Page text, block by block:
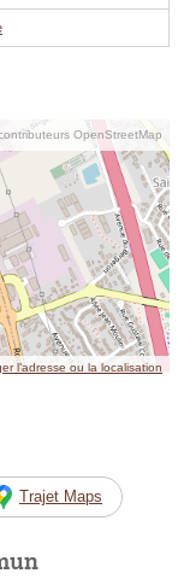
OpenStreetMap
l’adresse ou la localisation
Trajet Maps